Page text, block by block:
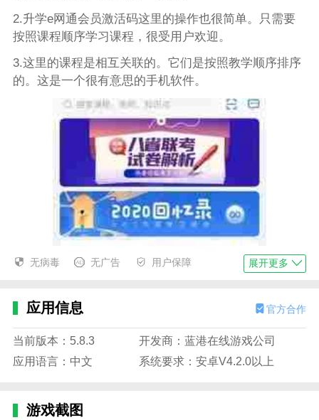
2.升学e网通会员激活码这里的操作也很简单。只需要
按照课程顺序学习课程，很受用户欢迎。
3.这里的课程是相互关联的。它们是按照教学顺序排序
的。这是一个很有意思的手机软件。
无病毒 无广告 用户保障 展开更多
应用信息 官方合作
当前版本：5.8.3
开发商：蓝港在线游戏公司
应用语言：中文
系统要求：安卓V4.2.0以上
游戏截图